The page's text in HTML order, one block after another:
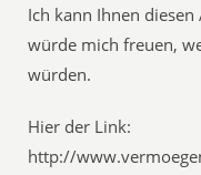
Ich kann Ihnen
würde mich freuen,
würden.
Hier der Link:
http://